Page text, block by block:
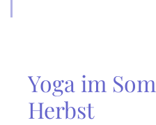
Yoga im
Herbst